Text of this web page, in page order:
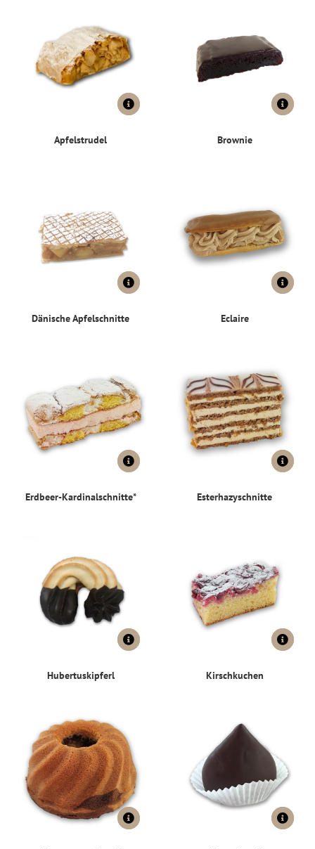
Apfelstrudel Brownie
Dänische Apfelschnitte Eclaire
Erdbeer-Kardinalschnitte* Esterhazyschnitte
Hubertuskipferl Kirschkuchen